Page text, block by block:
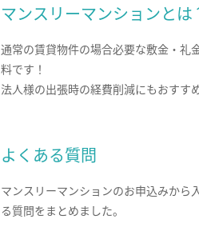
マンスリーマンションとは
通常の賃貸物件の場合必要な敷金・礼
料です！
法人様の出張時の経費削減にもおすすめ
よくある質問
マンスリーマンションのお申込みから
る質問をまとめました。